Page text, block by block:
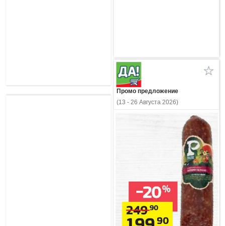
Промо предложение
(13 - 26 Августа 2026)